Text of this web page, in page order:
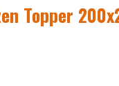
Topper